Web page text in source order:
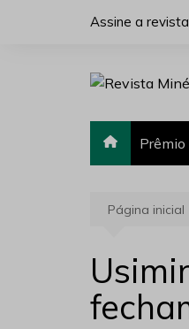
Assine a revista
Página inicial